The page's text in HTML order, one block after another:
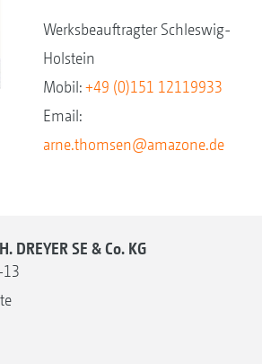
Werksbeauftragter Schleswig-
Holstein
Mobil:+49 (0)151 12119933
Email:
arne.thomsen@amazone.de
DREYER SE & Co. KG